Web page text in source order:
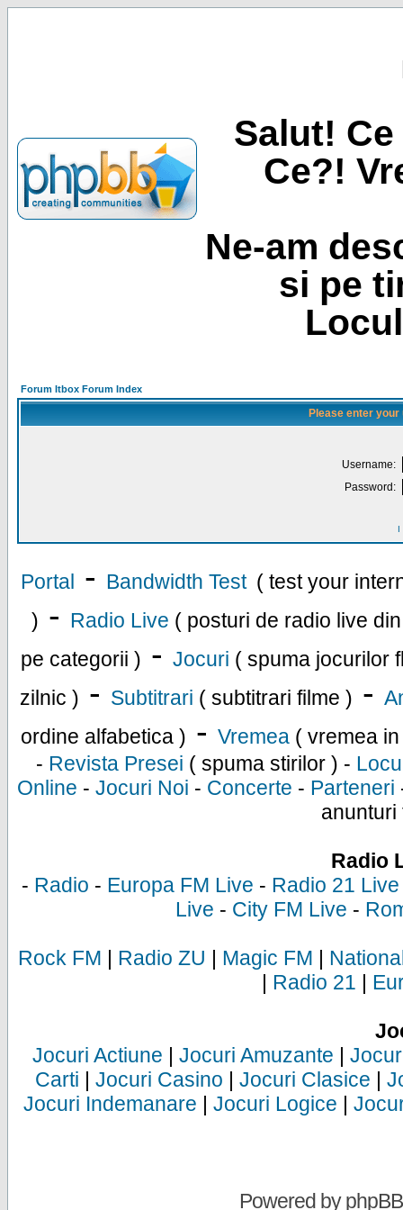
Salut!
Ce?!
Ne-am
si pe
Forum Itbox Forum Index
Please enter
Username:
Password:
I
Portal - Bandwidth Test ( test your
) - Radio Live ( posturi de radio live
pe categorii ) - Jocuri ( spuma jocurilor
zilnic ) - Subtitrari ( subtitrari filme ) -
ordine alfabetica ) - Vremea ( vremea
- Revista Presei ( spuma stirilor ) -
Online - Jocuri Noi - Concerte - Parteneri
anunturi
Radio
- Radio - Europa FM Live - Radio 21 Live
Live - City FM Live -
Rock FM | Radio ZU | Magic FM |
| Radio 21 |
Jocuri Actiune | Jocuri Amuzante |
Carti | Jocuri Casino | Jocuri Clasice |
Jocuri Indemanare | Jocuri Logice |
Powered byphpBB